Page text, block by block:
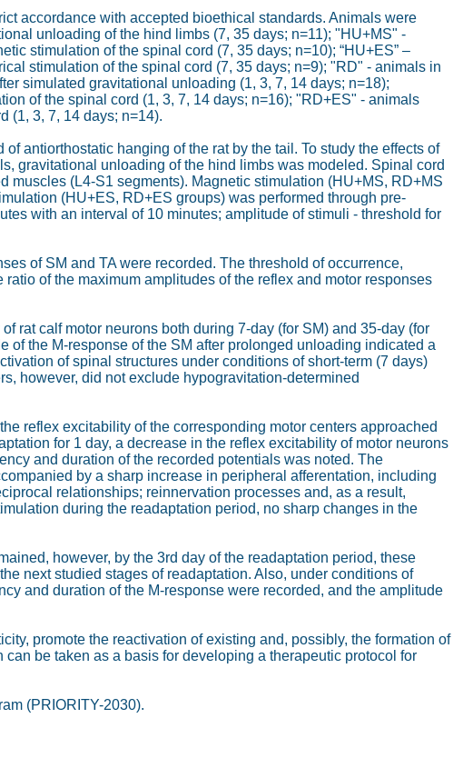
accordance with accepted bioethical standards. Animals were
unloading of the hind limbs (7, 35 days; n=11); "HU+MS" -
stimulation of the spinal cord (7, 35 days; n=10); “HU+ES” –
stimulation of the spinal cord (7, 35 days; n=9); "RD" - animals in
simulated gravitational unloading (1, 3, 7, 14 days; n=18);
of the spinal cord (1, 3, 7, 14 days; n=16); "RD+ES" - animals
(1, 3, 7, 14 days; n=14).
antiorthostatic hanging of the rat by the tail. To study the effects of
gravitational unloading of the hind limbs was modeled. Spinal cord
muscles (L4-S1 segments). Magnetic stimulation (HU+MS, RD+MS
(HU+ES, RD+ES groups) was performed through pre-
with an interval of 10 minutes; amplitude of stimuli - threshold for
of SM and TA were recorded. The threshold of occurrence,
of the maximum amplitudes of the reflex and motor responses
rat calf motor neurons both during 7-day (for SM) and 35-day (for
of the M-response of the SM after prolonged unloading indicated a
of spinal structures under conditions of short-term (7 days)
however, did not exclude hypogravitation-determined
reflex excitability of the corresponding motor centers approached
for 1 day, a decrease in the reflex excitability of motor neurons
and duration of the recorded potentials was noted. The
by a sharp increase in peripheral afferentation, including
relationships; reinnervation processes and, as a result,
during the readaptation period, no sharp changes in the
however, by the 3rd day of the readaptation period, these
next studied stages of readaptation. Also, under conditions of
and duration of the M-response were recorded, and the amplitude
promote the reactivation of existing and, possibly, the formation of
be taken as a basis for developing a therapeutic protocol for
(PRIORITY-2030).